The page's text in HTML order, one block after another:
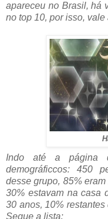
apareceu no Brasil, há
no top 10, por isso,
Indo até a página
demográficcos: 450
desse grupo, 85%
30% estavam na casa
30 anos, 10%
Segue a lista: